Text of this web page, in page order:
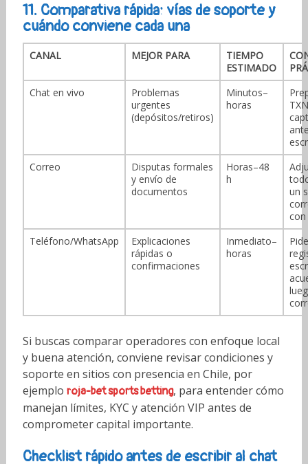
11. Comparativa rápida: vías de soporte y
cuándo conviene cada una
CANAL MEJOR PARA
TIEMPO
ESTIMADO
Chat en vivo
Problemas
urgentes
(depósitos/retiros)
Minutos–
horas
Correo
Disputas formales
y envío de
documentos
Horas–48
h
un
con
Teléfono/WhatsApp
Explicaciones
rápidas o
confirmaciones
Inmediato–
horas
Pide
Si buscas comparar operadores con enfoque local
y buena atención, conviene revisar condiciones y
soporte en sitios con presencia en Chile, por
ejemplo roja-bet sports betting, para entender cómo
manejan límites, KYC y atención VIP antes de
comprometer capital importante.
Checklist rápido antes de escribir al chat